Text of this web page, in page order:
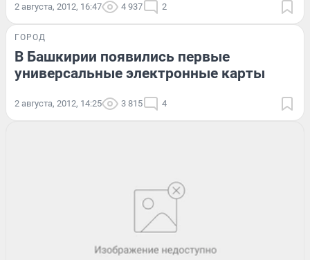
2 августа, 2012, 16:47 4 937 2
ГОРОД
В Башкирии появились первые
универсальные электронные карты
2 августа, 2012, 14:25 3 815 4